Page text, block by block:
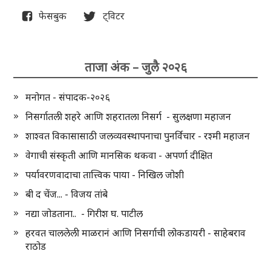
फेसबुक ट्विटर
ताजा अंक – जुलै २०२६
मनोगत - संपादक-२०२६
निसर्गातली शहरे आणि शहरातला निसर्ग - सुलक्षणा महाजन
शाश्वत विकासासाठी जलव्यवस्थापनाचा पुनर्विचार - रश्मी महाजन
वेगाची संस्कृती आणि मानसिक थकवा - अपर्णा दीक्षित
पर्यावरणवादाचा तात्त्विक पाया - निखिल जोशी
बी द चेंज... - विजय तांबे
नद्या जोडताना.. - गिरीश घ. पाटील
हरवत चाललेली माळरानं आणि निसर्गाची लोकडायरी - साहेबराव
राठोड